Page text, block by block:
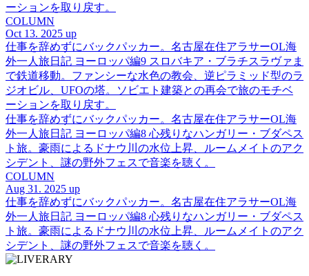
ーションを取り戻す。
COLUMN
Oct 13. 2025 up
仕事を辞めずにバックパッカー。名古屋在住アラサーOL海
外一人旅日記 ヨーロッパ編9 スロバキア・ブラチスラヴァま
で鉄道移動。ファンシーな水色の教会、逆ピラミッド型のラ
ジオビル、UFOの塔。ソビエト建築との再会で旅のモチベ
ーションを取り戻す。
仕事を辞めずにバックパッカー。名古屋在住アラサーOL海
外一人旅日記 ヨーロッパ編8 心残りなハンガリー・ブダペス
ト旅。豪雨によるドナウ川の水位上昇、ルームメイトのアク
シデント、謎の野外フェスで音楽を聴く。
COLUMN
Aug 31. 2025 up
仕事を辞めずにバックパッカー。名古屋在住アラサーOL海
外一人旅日記 ヨーロッパ編8 心残りなハンガリー・ブダペス
ト旅。豪雨によるドナウ川の水位上昇、ルームメイトのアク
シデント、謎の野外フェスで音楽を聴く。